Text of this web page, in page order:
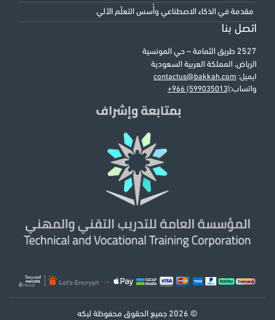
مقدمة في الذكاء الاصطناعي وأُسس التعلّم الآلي
اتصل بنا
2527 طريق الثمامة – حي المونسية
الرياض، المملكة العربية السعودية
ايميل: contactus@bakkah.com
واتساب:+966 (599035013)
© 2026 جميع الحقوق محفوظة لبكه